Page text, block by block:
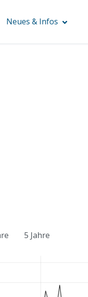
Neues & Infos
5 Jahre